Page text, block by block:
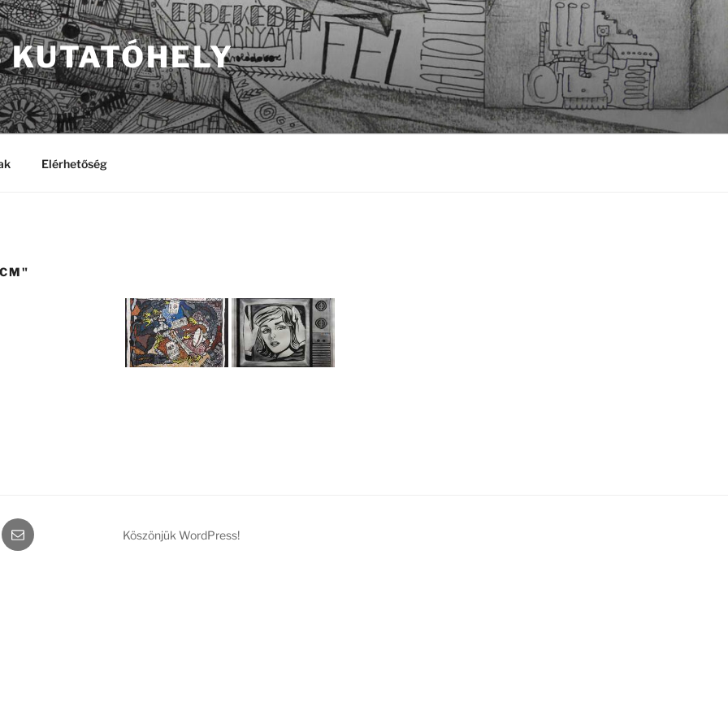
KUTATÓHELY
Elérhetőség
Email Köszönjük WordPress!